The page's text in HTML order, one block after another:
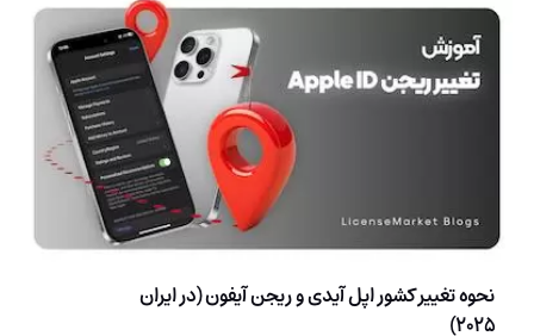
نحوه تغییر کشور اپل آیدی و ریجن آیفون (در ایران
2025)